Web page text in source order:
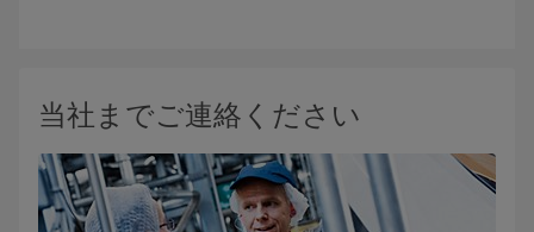
当社までご連絡ください